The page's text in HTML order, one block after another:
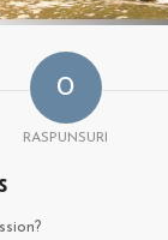
0
RASPUNSURI